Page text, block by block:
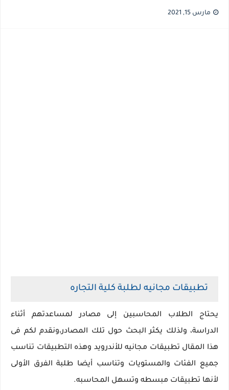
مارس 15, 2021
تطبيقات مجانيه لطلبة كلية التجاره
يحتاج الطلاب المحاسبين إلى مصادر لمساعدتهم أثناء
الدراسة، ولذلك يكثر البحث حول تلك المصادر،ونقدم لكم فى
هذا المقال تطبيقات مجانيه للأندرويد وهذه التطبيقات تناسب
جميع الفئات والمستويات وتناسب أيضا طلبة الفرق الأولى
لأنها تطبيقات مبسطه وتسهل المحاسبه.